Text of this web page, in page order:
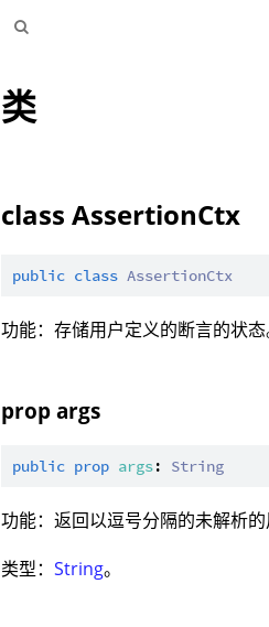
类
class AssertionCtx
public class AssertionCtx
功能：存储用户定义的断言的状
prop args
public prop args: String
功能：返回以逗号分隔的未解析
类型：String。